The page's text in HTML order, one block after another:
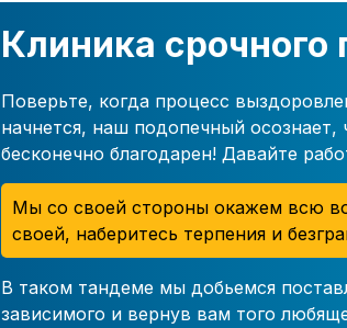
Клиника срочного
Поверьте, когда процесс
начнется, наш подопечный
бесконечно благодарен! Давайте
Мы со своей стороны окажем всю
своей, наберитесь терпения и
В таком тандеме мы добьемся
зависимого и вернув вам того